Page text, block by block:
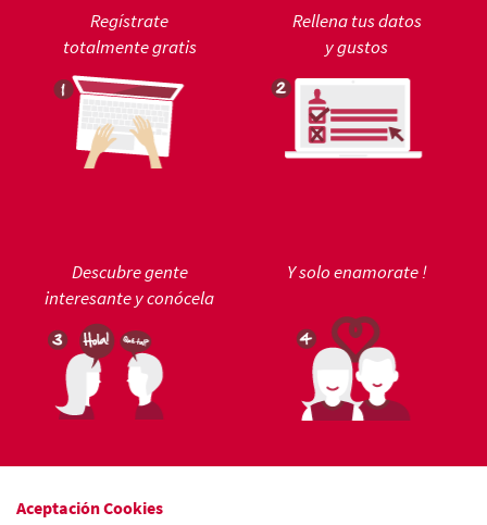
Regístrate
totalmente gratis
Rellena tus datos
y gustos
Descubre gente
interesante y conócela
Y solo enamorate !
Aceptación Cookies